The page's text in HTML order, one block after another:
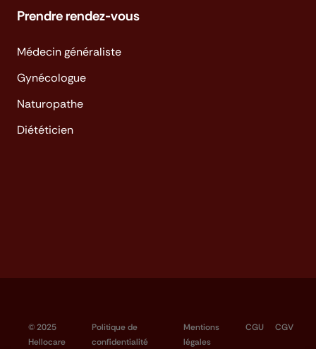
Prendre rendez-vous
Médecin généraliste
Gynécologue
Naturopathe
Diététicien
© 2025
Hellocare
Politique de
confidentialité
Mentions
légales
CGU CGV